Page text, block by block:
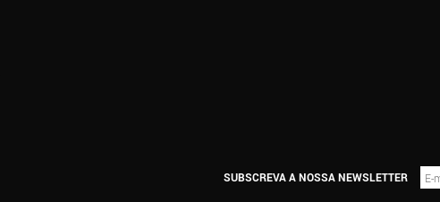
SUBSCREVA A NOSSA NEWSLETTER